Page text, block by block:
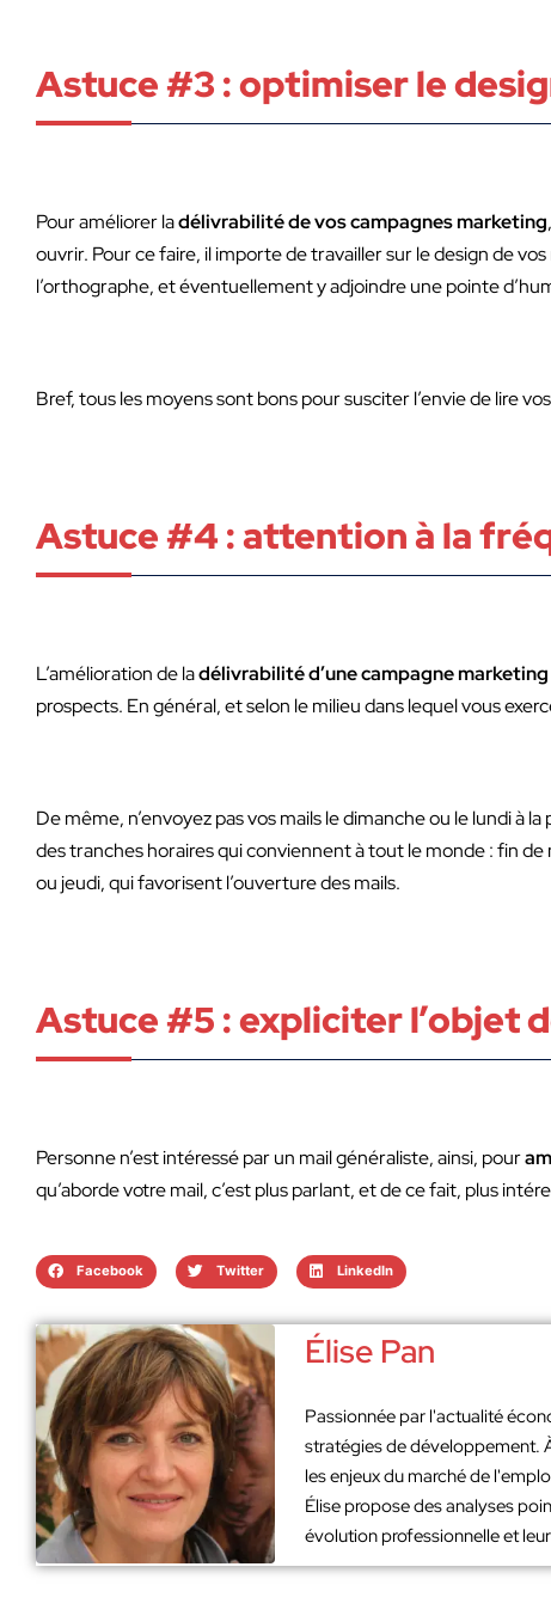
Astuce #3 : optimiser le
Pour améliorer ladélivrabilité de vos campagnes marketing
ouvrir. Pour ce faire, il importe de travailler sur le design de
l’orthographe, et éventuellement y adjoindre une pointe
Bref, tous les moyens sont bons pour susciter l’envie de lire
Astuce #4 : attention à la
L’amélioration de ladélivrabilité d’une campagne marketing
prospects. En général, et selon le milieu dans lequel vous
De même, n’envoyez pas vos mails le dimanche ou le lundi à
des tranches horaires qui conviennent à tout le monde : fin de
ou jeudi, qui favorisent l’ouverture des mails.
Astuce #5 : expliciter l’objet
Personne n’est intéressé par un mail généraliste, ainsi, pour
qu’aborde votre mail, c’est plus parlant, et de ce fait, plus
Facebook Twitter LinkedIn
Élise Pan
Passionnée par l'actualité
stratégies de développement.
les enjeux du marché de
Élise propose des analyses
évolution professionnelle et